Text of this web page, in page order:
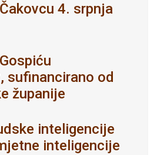
4. srpnja
sufinancirano od
županije
inteligencije
inteligencije